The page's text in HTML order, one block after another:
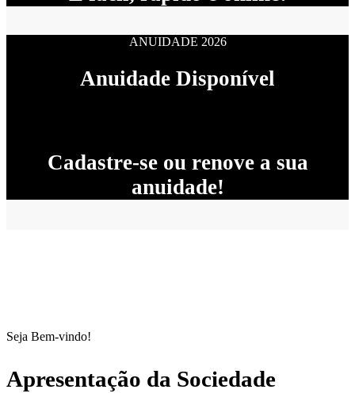
ANUIDADE 2026
Anuidade Disponível
Cadastre-se ou renove a sua
anuidade!
Seja Bem-vindo!
Apresentação da Sociedade